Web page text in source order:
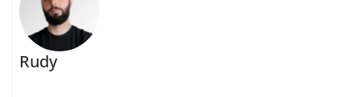
Rudy